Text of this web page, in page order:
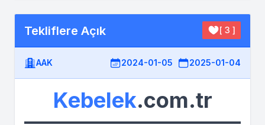
Tekliflere Açık [ 3 ]
AAK 2024-01-05 2025-01-04
Kebelek.com.tr